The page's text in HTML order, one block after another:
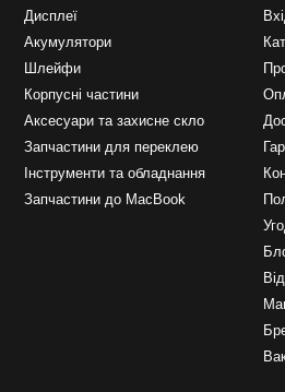
Дисплеї
Акумулятори
Шлейфи
Корпусні частини
Аксесуари та захисне скло
Запчастини для переклею
Інструменти та обладнання
Запчастини до MacBook